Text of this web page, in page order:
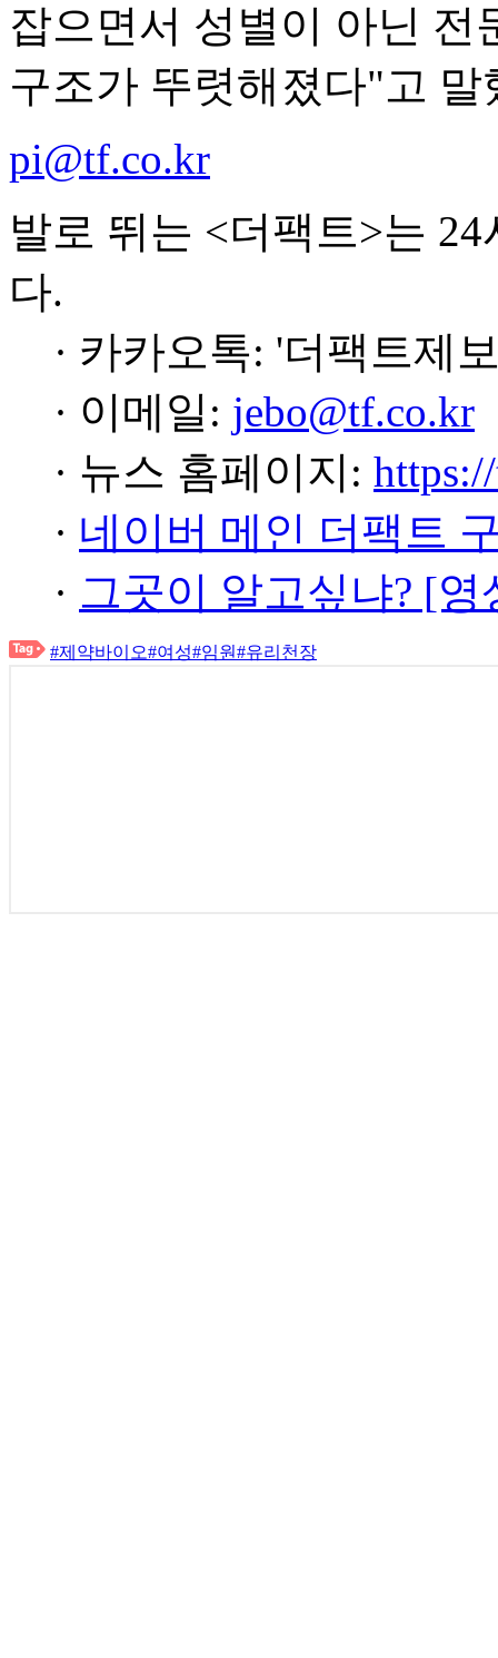
잡으면서 성별이 아닌
구조가 뚜렷해졌다"고 말
pi@tf.co.kr
발로 뛰는 <더팩트>는
다.
· 카카오톡: '더팩트제
· 이메일: jebo@tf.co.kr
· 뉴스 홈페이지:
· 네이버 메인 더팩트
· 그곳이 알고싶냐? [
#제약바이오#여성#임원#유리천장